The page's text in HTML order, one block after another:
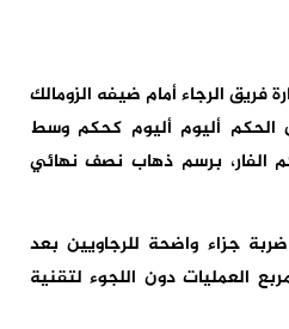
فريق الرجاء أمام ضيفه الزومالك
أليوم أليوم كحكم وسط
الفار، برسم ذهاب نصف نهائي
جزاء واضحة للرجاويين بعد
العمليات دون اللجوء لتقنية